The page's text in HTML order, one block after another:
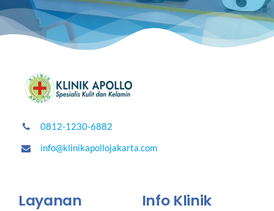
0812-1230-6882
info@klinikapollojakarta.com
Layanan Info Klinik